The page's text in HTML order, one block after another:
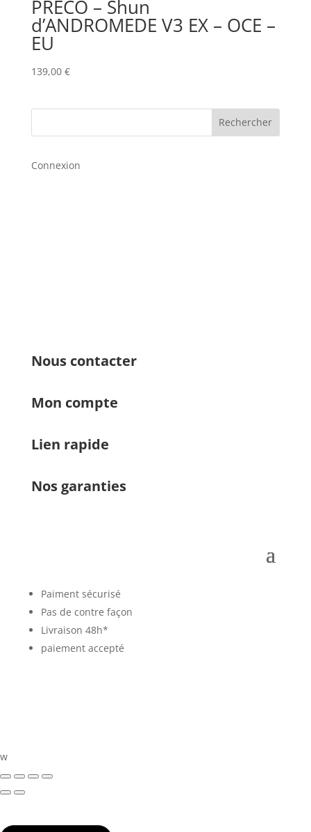
PRECO – Shun
d’ANDROMEDE V3 EX – OCE –
EU
139,00 €
Rechercher
Connexion
Nous contacter
Mon compte
Lien rapide
Nos garanties
Paiment sécurisé
Pas de contre façon
Livraison 48h*
paiement accepté
w